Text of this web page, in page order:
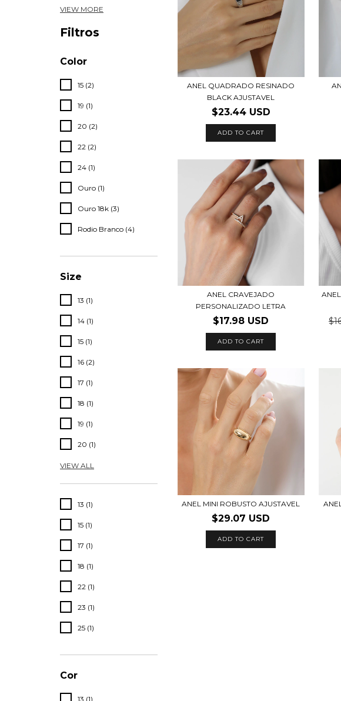
VIEW MORE
Filtros
Color
15 (2)
19 (1)
20 (2)
22 (2)
24 (1)
Ouro (1)
Ouro 18k (3)
Rodio Branco (4)
Size
13 (1)
14 (1)
15 (1)
16 (2)
17 (1)
18 (1)
19 (1)
20 (1)
VIEW ALL
13 (1)
15 (1)
17 (1)
18 (1)
22 (1)
23 (1)
25 (1)
Cor
13 (1)
ANEL QUADRADO RESINADO
BLACK AJUSTAVEL
$23.44 USD
ADD TO CART
ANEL CRAVEJADO
PERSONALIZADO LETRA
$17.98 USD
ANEL MINI ROBUSTO AJUSTAVEL
$29.07 USD
ADD TO CART